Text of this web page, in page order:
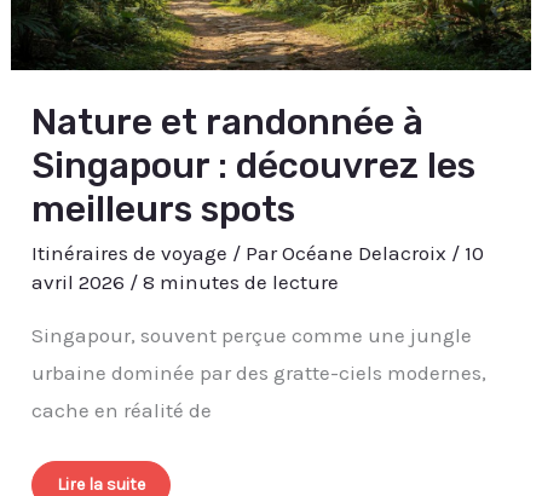
Nature et randonnée à
Singapour : découvrez les
meilleurs spots
Itinéraires de voyage / ParOcéane Delacroix / 10
avril 2026 /8 minutes de lecture
Singapour, souvent perçue comme une jungle
urbaine dominée par des gratte-ciels modernes,
cache en réalité de
Lire la suite